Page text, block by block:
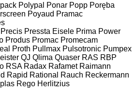
Polypal Ponar Popp Poręba
Poyaud Pramac
Precis Pressta Eisele Prima Power
Produs Promac Promecam
Proth Pullmax Pulsotronic Pumpex
QJ Qlima Quaser RAS RBP
RSA Radax Rafamet Raimann
Rapid Rational Rauch Reckermann
Rego Herlitzius